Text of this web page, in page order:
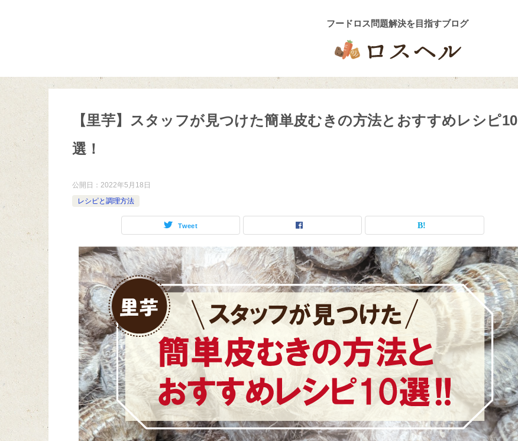
【里芋】スタッフが見つけた簡単皮むきの方法とおすすめレシピ10
選！
公開日： 2022年5月18日
レシピと調理方法
Tweet